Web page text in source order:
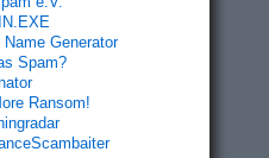
Name Generator
Spam?
Ransom!